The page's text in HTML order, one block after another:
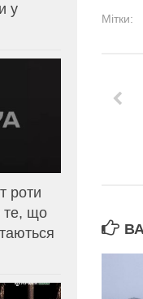
Мітки:
у
роти
те, що